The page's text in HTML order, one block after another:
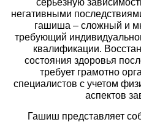
серьезную
негативными
гашиша – сложный и
требующий
квалификации.
состояния здоровья
требует грамотно
специалистов с учетом
аспектов
Гашиш представляет